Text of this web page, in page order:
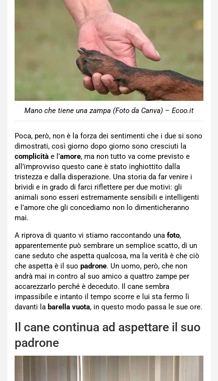
Mano che tiene una zampa (Foto da Canva) – Ecoo.it
Poca, però, non è la forza dei sentimenti che i due si sono
dimostrati, così giorno dopo giorno sono cresciuti la
complicità e l’amore, ma non tutto va come previsto e
all’improvviso questo cane è stato inghiottito dalla
tristezza e dalla disperazione. Una storia da far venire i
brividi e in grado di farci riflettere per due motivi: gli
animali sono esseri estremamente sensibili e intelligenti
e l’amore che gli concediamo non lo dimenticheranno
mai.
A riprova di quanto vi stiamo raccontando una foto,
apparentemente può sembrare un semplice scatto, di un
cane seduto che aspetta qualcosa, ma la verità è che ciò
che aspetta è il suo padrone. Un uomo, però, che non
andrà mai in contro al suo amico a quattro zampe per
accarezzarlo perché è deceduto. Il cane sembra
impassibile e intanto il tempo scorre e lui sta fermo lì
davanti la barella vuota, in questo modo passa le sue ore.
Il cane continua ad aspettare il suo
padrone